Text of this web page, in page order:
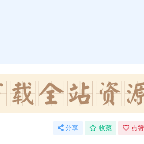
分享 收藏 点